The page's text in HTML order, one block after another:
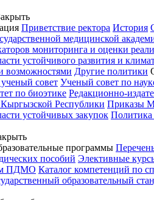
Приветствие ректора История
медицинской
мониторинга и оценки
устойчивого развития и
возможностями Другие политики
совет Ученый совет по
по биоэтике Редакционно-
Республики Приказы
устойчивых закупок Политика
программы
пособий Элективные
ПДМО Каталог компетенций по
образовательный